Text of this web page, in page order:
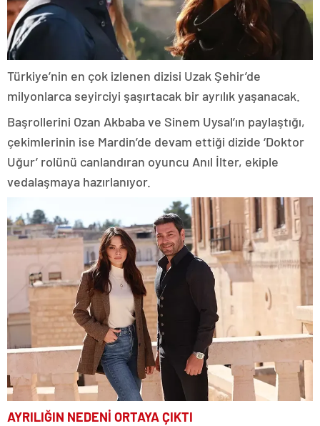
Türkiye’nin en çok izlenen dizisi Uzak Şehir’de
milyonlarca seyirciyi şaşırtacak bir ayrılık yaşanacak.
Başrollerini Ozan Akbaba ve Sinem Uysal’ın paylaştığı,
çekimlerinin ise Mardin’de devam ettiği dizide ‘Doktor
Uğur’ rolünü canlandıran oyuncu Anıl İlter, ekiple
vedalaşmaya hazırlanıyor.
AYRILIĞIN NEDENİ ORTAYA ÇIKTI